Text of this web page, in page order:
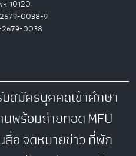
ฯ 10120
0038-9
2679-0038
บสมัครบุคคลเข้าศึกษา
นพร้อมถ่ายทอดMFU
สื่อจดหมายข่าวที่พัก